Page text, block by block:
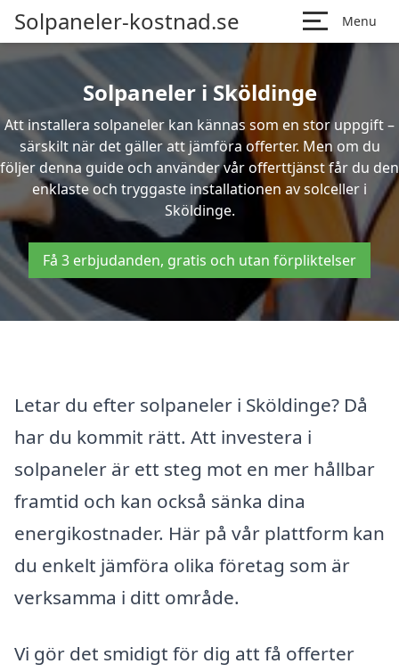
Solpaneler-kostnad.se Menu
Solpaneler i Sköldinge
Att installera solpaneler kan kännas som en stor uppgift –
särskilt när det gäller att jämföra offerter. Men om du
följer denna guide och använder vår offerttjänst får du den
enklaste och tryggaste installationen av solceller i
Sköldinge.
Få 3 erbjudanden, gratis och utan förpliktelser
Letar du efter solpaneler i Sköldinge? Då
har du kommit rätt. Att investera i
solpaneler är ett steg mot en mer hållbar
framtid och kan också sänka dina
energikostnader. Här på vår plattform kan
du enkelt jämföra olika företag som är
verksamma i ditt område.
Vi gör det smidigt för dig att få offerter